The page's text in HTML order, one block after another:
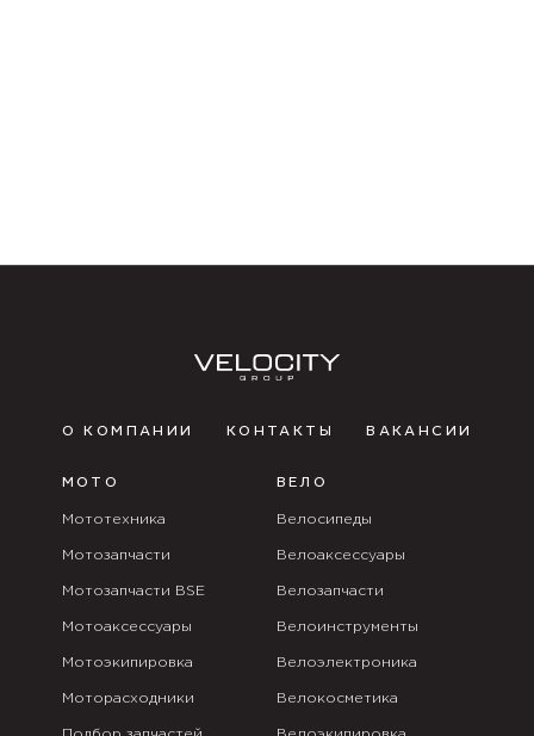
О КОМПАНИИ КОНТАКТЫ ВАКАНСИИ
МОТО
Мототехника
Мотозапчасти
Мотозапчасти BSE
Мотоаксессуары
Мотоэкипировка
Моторасходники
ВЕЛО
Велосипеды
Велоаксессуары
Велозапчасти
Велоинструменты
Велоэлектроника
Велокосметика